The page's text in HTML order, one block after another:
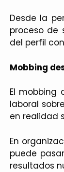
Desde la
proceso de
del perfil
Mobbing
El mobbing
laboral
en realidad
En
puede
resultados